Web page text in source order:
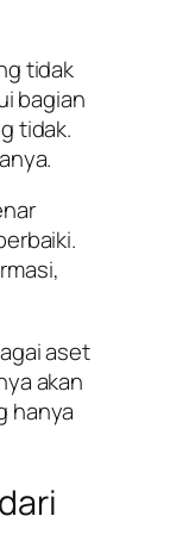
tidak
bagian
tidak.
aset
akan
hanya